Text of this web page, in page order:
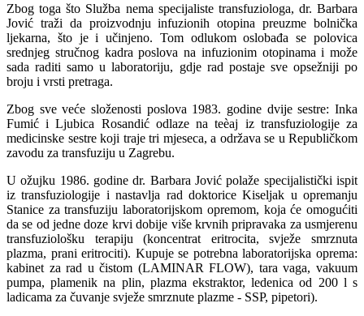
Zbog toga što Služba nema specijaliste transfuziologa, dr. Barbara
Jović traži da proizvodnju infuzionih otopina preuzme bolnička
ljekarna, što je i učinjeno. Tom odlukom oslobađa se polovica
srednjeg stručnog kadra poslova na infuzionim otopinama i može
sada raditi samo u laboratoriju, gdje rad postaje sve opsežniji po
broju i vrsti pretraga.
Zbog sve veće složenosti poslova 1983. godine dvije sestre: Inka
Fumić i Ljubica Rosandić odlaze na teèaj iz transfuziologije za
medicinske sestre koji traje tri mjeseca, a održava se u Republičkom
zavodu za transfuziju u Zagrebu.
U ožujku 1986. godine dr. Barbara Jović polaže specijalistički ispit
iz transfuziologije i nastavlja rad doktorice Kiseljak u opremanju
Stanice za transfuziju laboratorijskom opremom, koja će omogućiti
da se od jedne doze krvi dobije više krvnih pripravaka za usmjerenu
transfuziološku terapiju (koncentrat eritrocita, svježe smrznuta
plazma, prani eritrociti). Kupuje se potrebna laboratorijska oprema:
kabinet za rad u čistom (LAMINAR FLOW), tara vaga, vakuum
pumpa, plamenik na plin, plazma ekstraktor, ledenica od 200 l s
ladicama za čuvanje svježe smrznute plazme - SSP, pipetori).